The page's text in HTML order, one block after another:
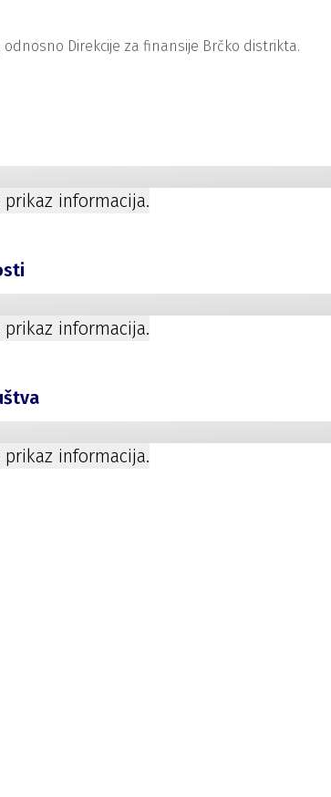
Direkcije za finansije Brčko distrikta.
prikaz informacija.
prikaz informacija.
prikaz informacija.